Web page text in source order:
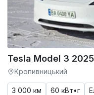
Tesla Model 3 2025
Кропивницький
3 000 км 60 кВт•г